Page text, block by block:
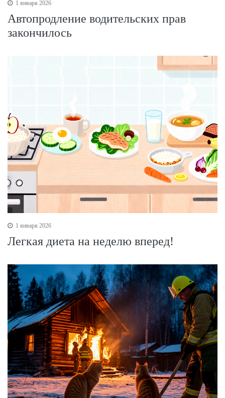
1 января 2026
Автопродление водительских прав
закончилось
1 января 2026
Легкая диета на неделю вперед!